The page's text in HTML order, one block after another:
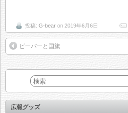
投稿: G-bear on 2019年6月6日
ビーバーと国旗
広報グッズ